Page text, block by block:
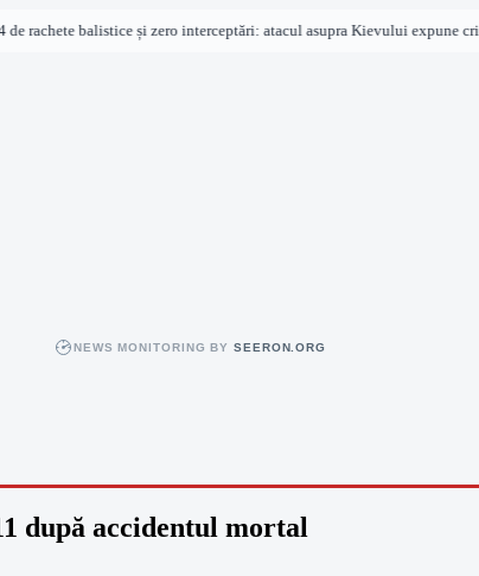
rachete balistice și zero interceptări: atacul asupra Kievului expune
NEWS MONITORING BYSEERON.ORG
după accidentul mortal